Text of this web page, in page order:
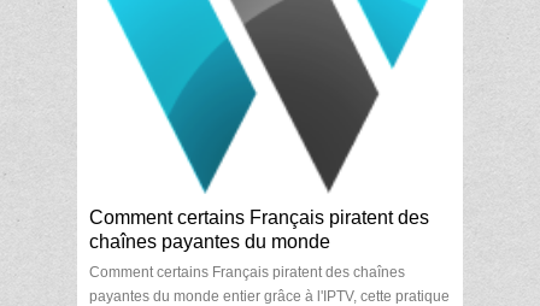
Comment certains Français piratent des
chaînes payantes du monde
Comment certains Français piratent des chaînes
payantes du monde entier grâce à l'IPTV, cette pratique